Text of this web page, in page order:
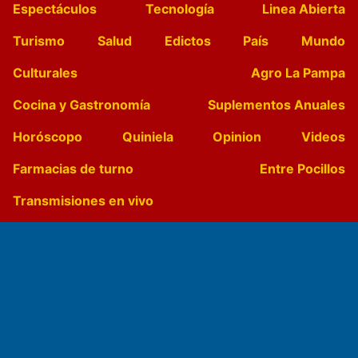
Espectáculos
Tecnología
Linea Abierta
Turismo
Salud Edictos País
Mundo
Culturales
Agro La Pampa
Cocina y Gastronomía
Suplementos Anuales
Horóscopo
Quiniela Opinion
Videos
Farmacias de turno
Entre Pocillos
Transmisiones en vivo